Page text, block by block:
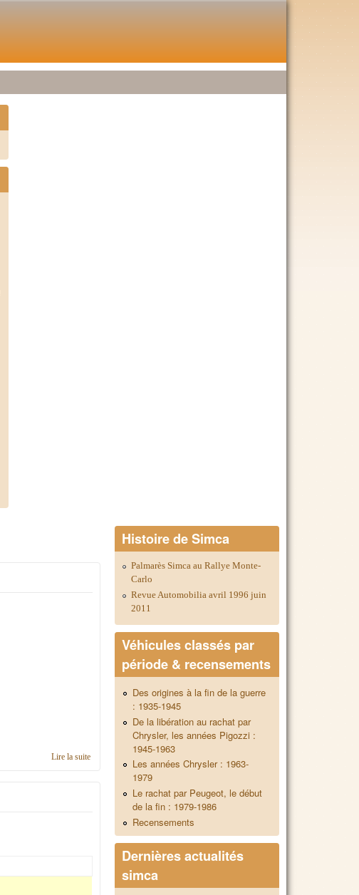
Lire la suite
Histoire de Simca
Palmarès Simca au Rallye Monte-
Carlo
Revue Automobilia avril 1996 juin
2011
Véhicules classés par
période & recensements
Des origines à la fin de la guerre
: 1935-1945
De la libération au rachat par
Chrysler, les années Pigozzi :
1945-1963
Les années Chrysler : 1963-
1979
Le rachat par Peugeot, le début
de la fin : 1979-1986
Recensements
Dernières actualités
simca